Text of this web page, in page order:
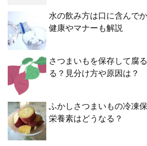
水の飲み方は口に含んで
健康やマナーも解説
さつまいもを保存して腐
る？見分け方や原因は？
ふかしさつまいもの冷凍
栄養素はどうなる？